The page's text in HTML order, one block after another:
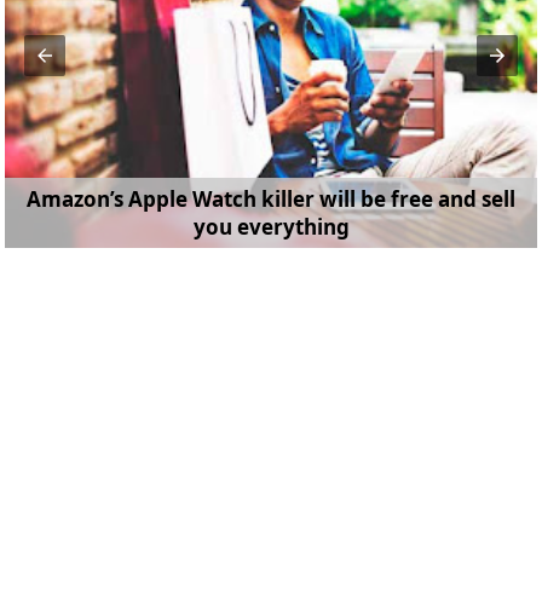
Amazon’s Apple Watch killer will be free and sell
you everything